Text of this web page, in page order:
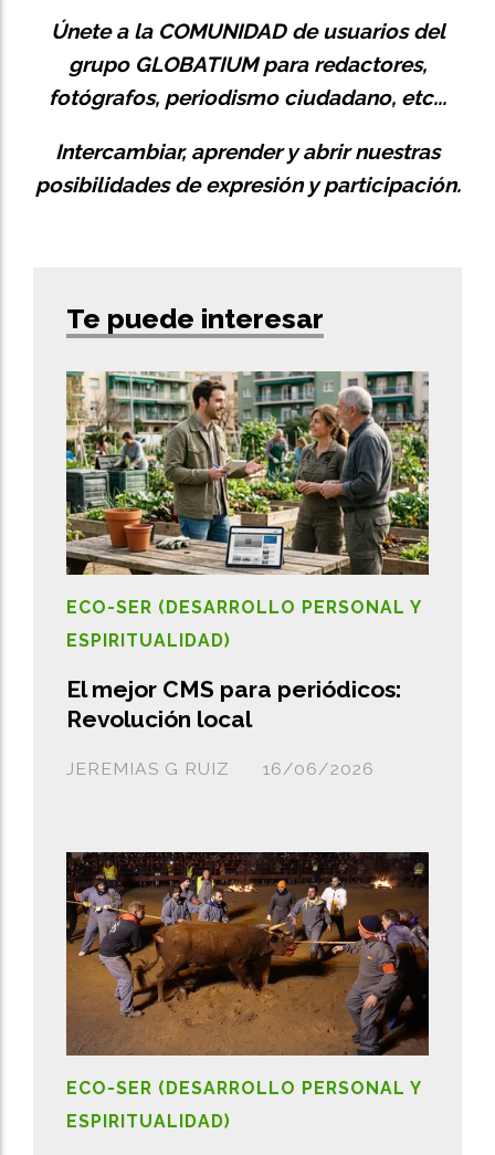
Únete a la COMUNIDADde usuarios del
grupo GLOBATIUM para redactores,
fotógrafos, periodismo ciudadano, etc...
Intercambiar, aprender y abrir nuestras
posibilidades de expresión y participación.
Te puede interesar
El mejor CMS para periódicos:
Revolución local
JEREMIAS G RUIZ
ECO-SER (DESARROLLO PERSONAL Y
ESPIRITUALIDAD)
16/06/2026
ECO-SER (DESARROLLO PERSONAL Y
ESPIRITUALIDAD)